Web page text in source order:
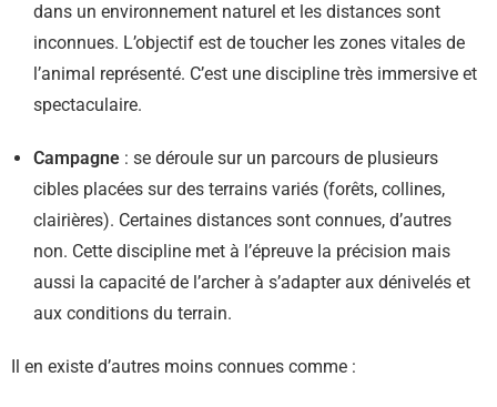
dans un environnement naturel et les distances sont
inconnues. L’objectif est de toucher les zones vitales de
l’animal représenté. C’est une discipline très immersive et
spectaculaire.
Campagne : se déroule sur un parcours de plusieurs
cibles placées sur des terrains variés (forêts, collines,
clairières). Certaines distances sont connues, d’autres
non. Cette discipline met à l’épreuve la précision mais
aussi la capacité de l’archer à s’adapter aux dénivelés et
aux conditions du terrain.
Il en existe d’autres moins connues comme :